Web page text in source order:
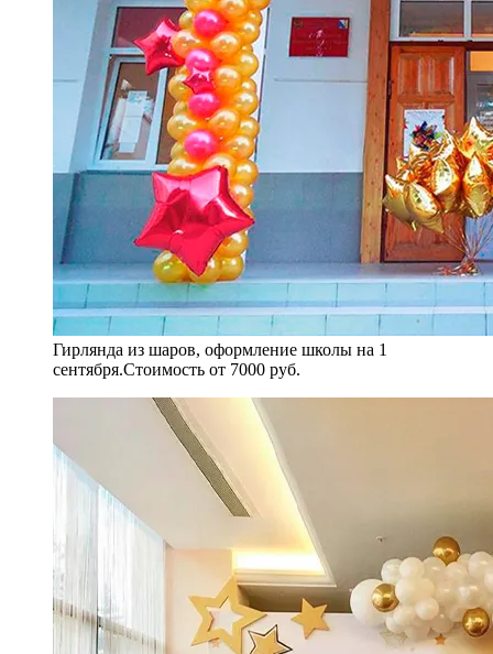
Гирлянда из шаров, оформление школы на 1
сентября.Стоимость от 7000 руб.